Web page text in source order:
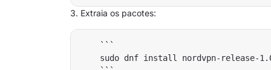
Extraia os pacotes:
    ```
sudo dnf install nordvpn-release-